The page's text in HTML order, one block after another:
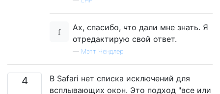
Ах, спасибо, что дали мне знать. Я
отредактирую свой ответ.
— Мэтт Чендлер
4
В Safari нет списка исключений для
всплывающих окон. Это подход "все или